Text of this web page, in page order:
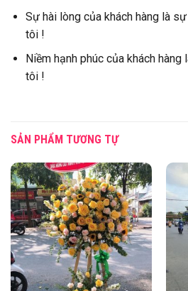
Sự hài lòng của khách hàng là
tôi !
Niềm hạnh phúc của khách
tôi !
SẢN PHẨM TƯƠNG TỰ